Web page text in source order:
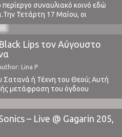
περίεργο συναυλιακό κοινό εδώ
Τετάρτη 17 Μαίου, οι
έπαιζαν στο Terra Vibe.
το μεγαλύτερο όνομα που
τη χώρα μας φέτος, ξαφνικά
σημαντικό επειδή (1)
μερικές φορές και (2) η
βροχή. Ειδικά για το
...
Lips τον Αύγουστο
Lina P
Σατανά ή Τέχνη του Θεού; Αυτή
μετάφραση του όγδοου
Black Lips που κυκλοφόρησε τις
του Μαΐου 2017. Δεν έχουμε
να «μελετήσουμε» το
or God’s Art?" των Black Lips,
– Live @ Gagarin 205,